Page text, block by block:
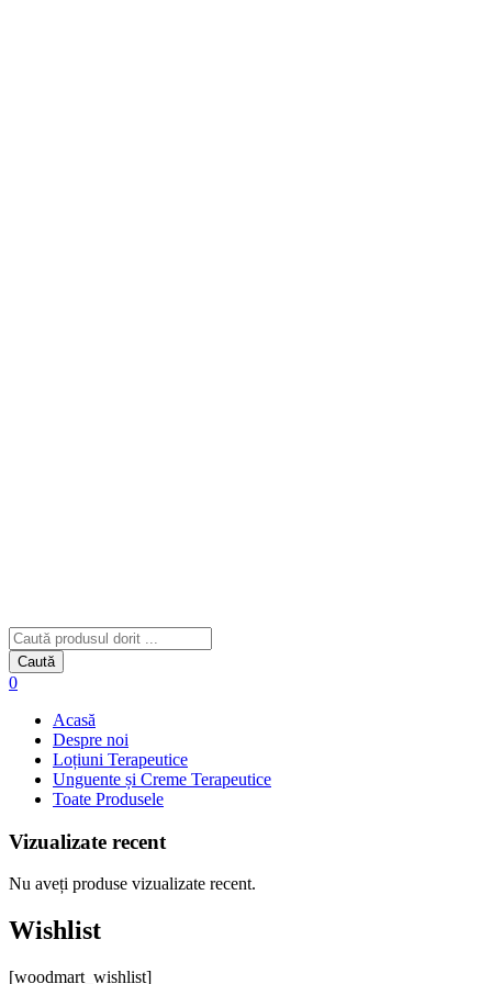
Caută
0
Acasă
Despre noi
Loțiuni Terapeutice
Unguente și Creme Terapeutice
Toate Produsele
Vizualizate recent
Nu aveți produse vizualizate recent.
Wishlist
[woodmart_wishlist]